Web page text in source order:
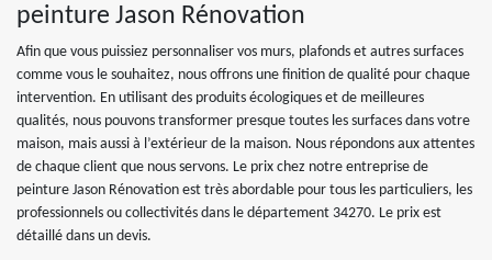
peinture Jason Rénovation
Afin que vous puissiez personnaliser vos murs, plafonds et autres surfaces
comme vous le souhaitez, nous offrons une finition de qualité pour chaque
intervention. En utilisant des produits écologiques et de meilleures
qualités, nous pouvons transformer presque toutes les surfaces dans votre
maison, mais aussi à l’extérieur de la maison. Nous répondons aux attentes
de chaque client que nous servons. Le prix chez notre entreprise de
peinture Jason Rénovation est très abordable pour tous les particuliers, les
professionnels ou collectivités dans le département 34270. Le prix est
détaillé dans un devis.